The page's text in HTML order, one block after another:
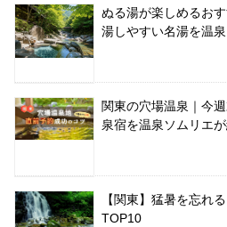
ぬる湯が楽しめるお
湯しやすい名湯を温
関東の穴場温泉｜今
泉宿を温泉ソムリエ
【関東】猛暑を忘れ
TOP10